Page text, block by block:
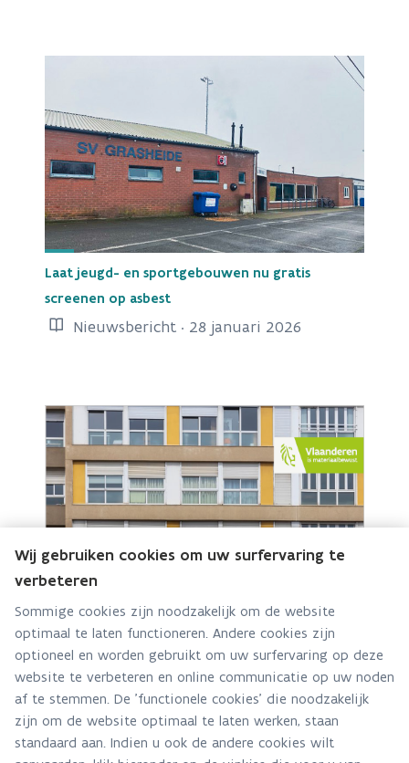
Laat jeugd- en sportgebouwen nu gratis
screenen op asbest
Nieuwsbericht · 28 januari 2026
Breng de VME’s in uw gemeente op de hoogte
van het verplichte asbestattest
Nieuwsbericht · 27 januari 2026
Wij gebruiken cookies om uw surfervaring te
verbeteren
Sommige cookies zijn noodzakelijk om de website
optimaal te laten functioneren. Andere cookies zijn
optioneel en worden gebruikt om uw surfervaring op deze
website te verbeteren en online communicatie op uw noden
af te stemmen. De 'functionele cookies' die noodzakelijk
zijn om de website optimaal te laten werken, staan
standaard aan. Indien u ook de andere cookies wilt